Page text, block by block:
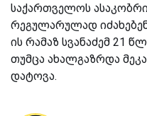
საქართველოს
რეგულარულად
ის რამაზ სვანაძემ 21
თუმცა ახალგაზრდა
დატოვა.